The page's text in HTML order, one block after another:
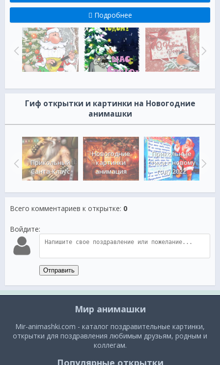
Подробнее
Гиф открытки и картинки на Новогодние
анимашки
Прикольный
Санта-Клаус
Новогодние
картинки
анимация
Прикольные
стихи к новому
году 2022
Всего комментариев к открытке: 0
Войдите:
Отправить
Мир анимашки
Mir-animashki.com - каталог поздравительные картинки,
открытки для поздравления любимым друзьям, родным и
коллегам.
Популярные открытки